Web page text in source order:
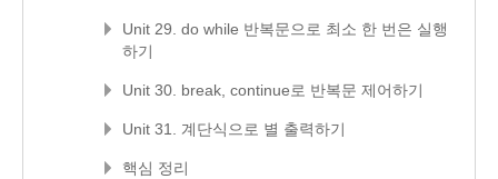
Unit 29. do while 반복문으로 최소 한 번은 실행
하기
Unit 30. break, continue로 반복문 제어하기
Unit 31. 계단식으로 별 출력하기
핵심 정리